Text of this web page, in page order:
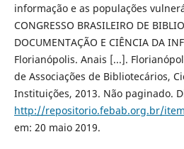
informação e as populações
CONGRESSO BRASILEIRO DE
DOCUMENTAÇÃO E CIÊNCIA DA
Florianópolis. Anais [...].
de Associações de Bibliotecários,
Instituições, 2013. Não paginado.
http://repositorio.febab.org.br/
em: 20 maio 2019.